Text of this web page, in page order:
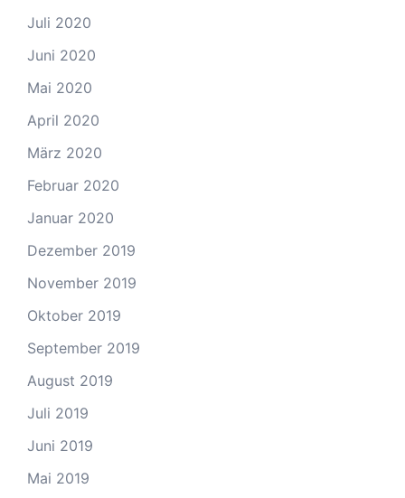
Juli 2020
Juni 2020
Mai 2020
April 2020
März 2020
Februar 2020
Januar 2020
Dezember 2019
November 2019
Oktober 2019
September 2019
August 2019
Juli 2019
Juni 2019
Mai 2019